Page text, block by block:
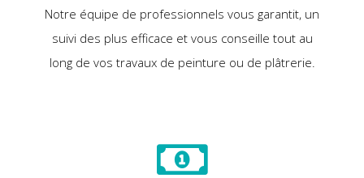
Notre équipe de professionnels vous garantit, un
suivi des plus efficace et vous conseille tout au
long de vos travaux de peinture ou de plâtrerie.